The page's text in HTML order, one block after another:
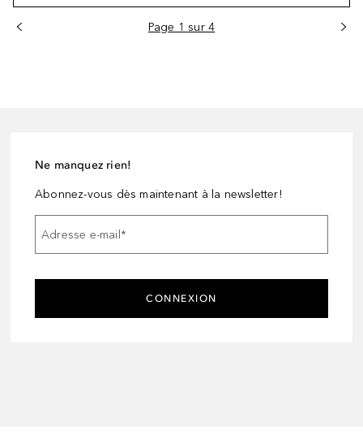
Page 1 sur 4
Ne manquez rien!
Abonnez-vous dès maintenant à la newsletter!
Adresse e-mail *
CONNEXION